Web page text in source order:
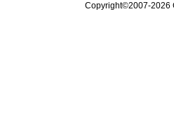
Copyright©2007-2026